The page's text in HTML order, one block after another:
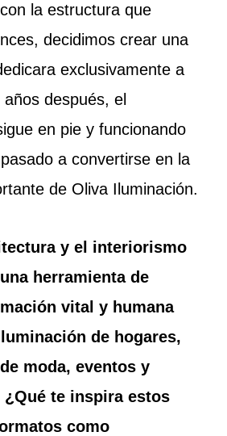
la estructura que
decidimos crear una
exclusivamente a
después, el
en pie y funcionando
a convertirse en la
de Oliva Iluminación.
y el interiorismo
herramienta de
vital y humana
de hogares,
moda, eventos y
¿Qué te inspira estos
como